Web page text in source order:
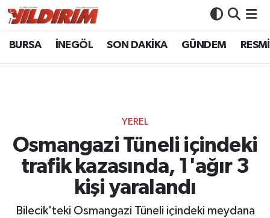
BURSA İNEGÖL SON DAKİKA GÜNDEM
YEREL
Osmangazi Tüneli içindeki
trafik kazasında, 1'ağır 3
kişi yaralandı
Bilecik'teki Osmangazi Tüneli içindeki meydana
BURSA
RESMİ İLANLAR
KÖŞE YAZILARI
Bursa Nöbetçi Eczaneler
Bursa Trafik Yoğunluk Haritası
Süper Lig Puan Durumu ve Fikstür
Tüm Manşetler